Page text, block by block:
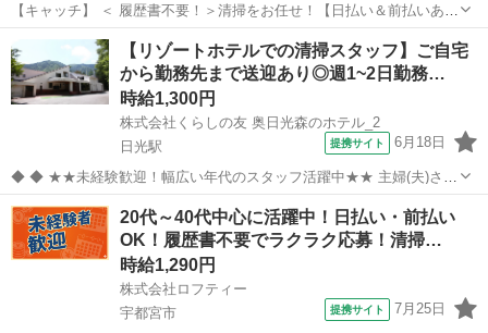
【キャッチ】 ＜ 履歴書不要！＞清掃をお任せ！【日払い＆前払いあ
り】高時給1290～1613円！未経験OK！ 【コメント】 ＊未経験からお
仕事にチャレンジしたい方 ＊経験を活かしてさらにスキルアップした
い方 ＊扶養内...
宇都宮市 清掃
【リゾートホテルでの清掃スタッフ】ご自宅
から勤務先まで送迎あり◎週1~2日勤務…
時給1,300円
株式会社くらしの友 奥日光森のホテル_2
日光駅
提携サイト 6月18日
◆ ◆ ★★未経験歓迎！幅広い年代のスタッフ活躍中★★ 主婦(夫)さん
からシニアさんまで 幅広い年代の方が活躍中です♪ 未経験の方やブラ
ンクのある方でも 安心してお仕事を始められる環境が整っています！
わからないこと...
栃木 日光市 日光駅 清掃
20代～40代中心に活躍中！日払い・前払い
OK！履歴書不要でラクラク応募！清掃…
時給1,290円
株式会社ロフティー
宇都宮市
提携サイト 7月25日